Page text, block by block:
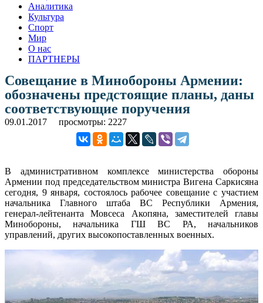
Аналитика
Культура
Спорт
Мир
О нас
ПАРТНЕРЫ
Совещание в Минобороны Армении:
обозначены предстоящие планы, даны
соответствующие поручения
09.01.2017 просмотры: 2227
В административном комплексе министерства обороны
Армении под председательством министра Вигена Саркисяна
сегодня, 9 января, состоялось рабочее совещание с участием
начальника Главного штаба ВС Республики Армения,
генерал-лейтенанта Мовсеса Акопяна, заместителей главы
Минобороны, начальника ГШ ВС РА, начальников
управлений, других высокопоставленных военных.